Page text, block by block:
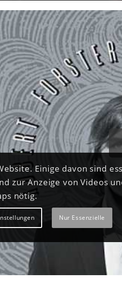
Einige davon sind
zur Anzeige von Videos
nötig.
Nur Essenzielle